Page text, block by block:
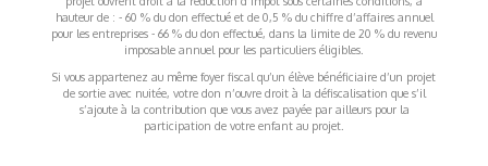
hauteur de : - 60 % du don effectué et de 0,5 % du chiffre d’affaires annuel
pour les entreprises - 66 % du don effectué, dans la limite de 20 % du revenu
imposable annuel pour les particuliers éligibles.
Si vous appartenez au même foyer fiscal qu’un élève bénéficiaire d’un projet
de sortie avec nuitée, votre don n’ouvre droit à la défiscalisation que s’il
s’ajoute à la contribution que vous avez payée par ailleurs pour la
participation de votre enfant au projet.